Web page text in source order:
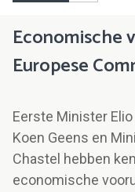
Economische
Europese
Eerste Minister
Koen Geens en
Chastel hebben
economische